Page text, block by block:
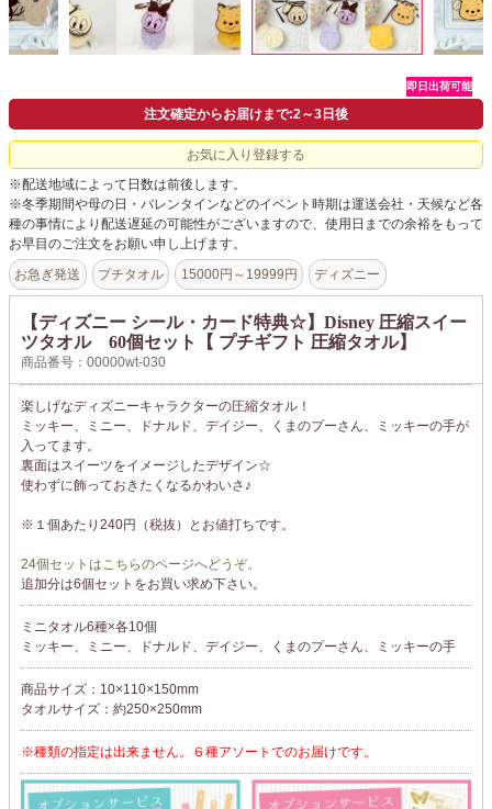
お問合せ
即日出荷可能
注文確定からお届けまで:2～3日後
お気に入り登録する
※配送地域によって日数は前後します。
※冬季期間や母の日・バレンタインなどのイベント時期は運送会社・天候など各
種の事情により配送遅延の可能性がございますので、使用日までの余裕をもって
お早目のご注文をお願い申し上げます。
お急ぎ発送 プチタオル 15000円～19999円 ディズニー
【ディズニー シール・カード特典☆】Disney 圧縮スイー
ツタオル 60個セット【 プチギフト 圧縮タオル】
商品番号：00000wt-030
楽しげなディズニーキャラクターの圧縮タオル！
ミッキー、ミニー、ドナルド、デイジー、くまのプーさん、ミッキーの手が
入ってます。
裏面はスイーツをイメージしたデザイン☆
使わずに飾っておきたくなるかわいさ♪
※１個あたり240円（税抜）とお値打ちです。
24個セットはこちらのページへどうぞ。
追加分は6個セットをお買い求め下さい。
ミニタオル6種×各10個
ミッキー、ミニー、ドナルド、デイジー、くまのプーさん、ミッキーの手
商品サイズ：10×110×150mm
タオルサイズ：約250×250mm
※種類の指定は出来ません。６種アソートでのお届けです。